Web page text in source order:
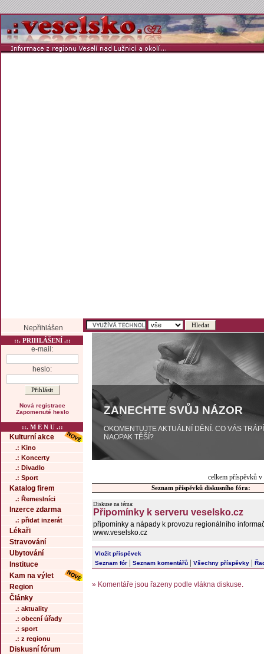
Nepřihlášen
::. PRIHLÁŠENÍ .::
e-mail:
heslo:
Nová registrace
Zapomenuté heslo
::. M E N U .::
Kulturní akce
.: Kino
.: Koncerty
.: Divadlo
.: Sport
Katalog firem
.: Řemeslníci
Inzerce zdarma
.: přidat inzerát
Lékaři
Stravování
Ubytování
Instituce
Kam na výlet
Region
Články
.: aktuality
.: obecní úřady
.: sport
.: z regionu
Diskusní fórum
ZANECHTE SVŮJ NÁZOR
OKOMENTUJTE AKTUÁLNÍ DĚNÍ. CO VÁS
NAOPAK TĚŠÍ?
celkem příspěvků
Seznam příspěvků diskusního fóra:
Diskuse na téma:
Připomínky k serveru veselsko.cz
připomínky a nápady k provozu regionálního
www.veselsko.cz
Vložit příspěvek
Seznam fór | Seznam komentářů | Všechny příspěvky |
» Komentáře jsou řazeny podle vlákna diskuse.